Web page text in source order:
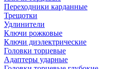
Переходники карданные
Трещотки
Удлинители
Ключи рожковые
Ключи диэлектрические
Головки торцевые
Адаптеры ударные